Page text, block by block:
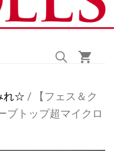
れ☆ / 【フェス＆ク
ブトップ超マイクロ